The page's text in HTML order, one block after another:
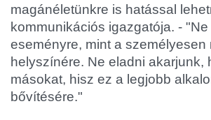
magánéletünkre is hatással
kommunikációs igazgatója. -
eseményre, mint a
helyszínére. Ne eladni
másokat, hisz ez a legjobb
bővítésére."